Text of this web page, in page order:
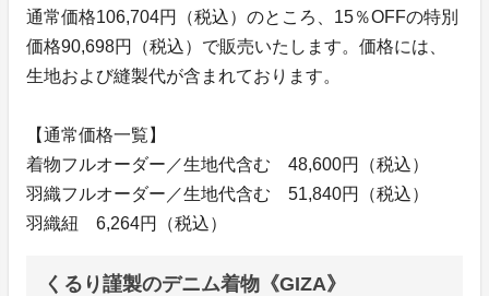
通常価格106,704円（税込）のところ、15％OFFの特別
価格90,698円（税込）で販売いたします。価格には、
生地および縫製代が含まれております。
【通常価格一覧】
着物フルオーダー／生地代含む 48,600円（税込）
羽織フルオーダー／生地代含む 51,840円（税込）
羽織紐 6,264円（税込）
くるり謹製のデニム着物《GIZA》